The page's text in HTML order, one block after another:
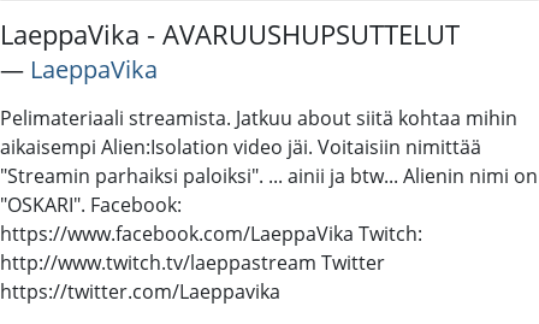
LaeppaVika - AVARUUSHUPSUTTELUT
― LaeppaVika
Pelimateriaali streamista. Jatkuu about siitä kohtaa mihin
aikaisempi Alien:Isolation video jäi. Voitaisiin nimittää
"Streamin parhaiksi paloiksi". ... ainii ja btw... Alienin nimi on
"OSKARI". Facebook:
https://www.facebook.com/LaeppaVika Twitch:
http://www.twitch.tv/laeppastream Twitter
https://twitter.com/Laeppavika